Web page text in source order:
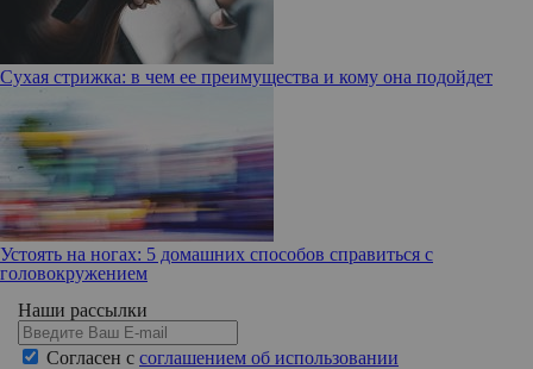
Сухая стрижка: в чем ее преимущества и кому она подойдет
Устоять на ногах: 5 домашних способов справиться с
головокружением
Наши рассылки
Согласен с соглашением об использовании